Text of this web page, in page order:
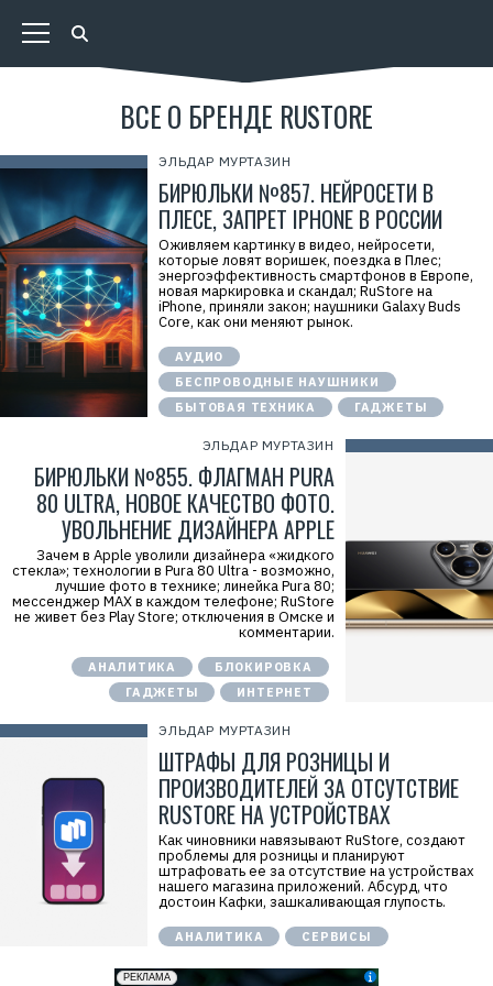
ВСЕ О БРЕНДЕ RUSTORE
ЭЛЬДАР МУРТАЗИН
БИРЮЛЬКИ №857. НЕЙРОСЕТИ В
ПЛЕСЕ, ЗАПРЕТ IPHONE В РОССИИ
Оживляем картинку в видео, нейросети,
которые ловят воришек, поездка в Плес;
энергоэффективность смартфонов в Европе,
новая маркировка и скандал; RuStore на
iPhone, приняли закон; наушники Galaxy Buds
Core, как они меняют рынок.
АУДИО
БЕСПРОВОДНЫЕ НАУШНИКИ
БЫТОВАЯ ТЕХНИКА
ГАДЖЕТЫ
ЭЛЬДАР МУРТАЗИН
БИРЮЛЬКИ №855. ФЛАГМАН PURA
80 ULTRA, НОВОЕ КАЧЕСТВО ФОТО.
УВОЛЬНЕНИЕ ДИЗАЙНЕРА APPLE
Зачем в Apple уволили дизайнера «жидкого
стекла»; технологии в Pura 80 Ultra - возможно,
лучшие фото в технике; линейка Pura 80;
мессенджер MAX в каждом телефоне; RuStore
не живет без Play Store; отключения в Омске и
комментарии.
АНАЛИТИКА
БЛОКИРОВКА
ГАДЖЕТЫ
ИНТЕРНЕТ
ЭЛЬДАР МУРТАЗИН
ШТРАФЫ ДЛЯ РОЗНИЦЫ И
ПРОИЗВОДИТЕЛЕЙ ЗА ОТСУТСТВИЕ
RUSTORE НА УСТРОЙСТВАХ
Как чиновники навязывают RuStore, создают
проблемы для розницы и планируют
штрафовать ее за отсутствие на устройствах
нашего магазина приложений. Абсурд, что
достоин Кафки, зашкаливающая глупость.
АНАЛИТИКА СЕРВИСЫ